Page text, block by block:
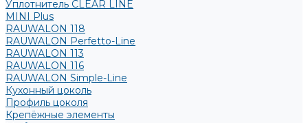
Уплотнитель CLEAR LINE
MINI Plus
RAUWALON 118
RAUWALON Perfetto-Line
RAUWALON 113
RAUWALON 116
RAUWALON Simple-Line
Кухонный цоколь
Профиль цоколя
Крепёжные элементы